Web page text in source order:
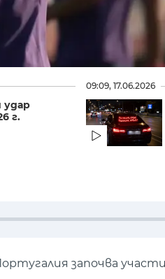
удар
г.
09:09, 17.06.2026
започва